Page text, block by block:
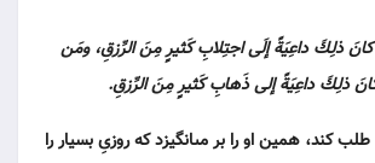
ذلِكَ داعِيَةً إلَى اجتِلابِ كَثيرٍ مِنَ الرِّزقِ، ومَن
ذلِكَ داعِيَةً إلى ذَهابِ كَثيرٍ مِنَ الرِّزقِ.
كند، همين او را بر مى‏انگيزد كه روزىِ بسيار را